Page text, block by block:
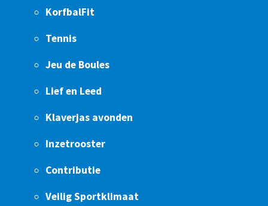
KorfbalFit
Tennis
Jeu de Boules
Lief en Leed
Klaverjas avonden
Inzetrooster
Contributie
Veilig Sportklimaat